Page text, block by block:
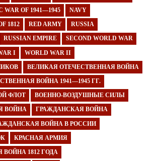
WAR OF 1941—1945 NAVY
1812 RED ARMY RUSSIA
RUSSIAN EMPIRE SECOND WORLD WAR
I WORLD WAR II
ВЕЛИКАЯ ОТЕЧЕСТВЕННАЯ ВОЙНА
ВОЙНА 1941—1945 ГГ.
ФЛОТ ВОЕННО-ВОЗДУШНЫЕ СИЛЫ
ВОЙНА ГРАЖДАНСКАЯ ВОЙНА
ВОЙНА В РОССИИ
КРАСНАЯ АРМИЯ
1812 ГОДА